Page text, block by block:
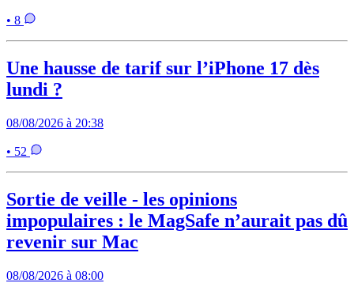
• 8
Une hausse de tarif sur l’iPhone 17 dès
lundi ?
08/08/2026 à 20:38
• 52
Sortie de veille - les opinions
impopulaires : le MagSafe n’aurait pas dû
revenir sur Mac
08/08/2026 à 08:00